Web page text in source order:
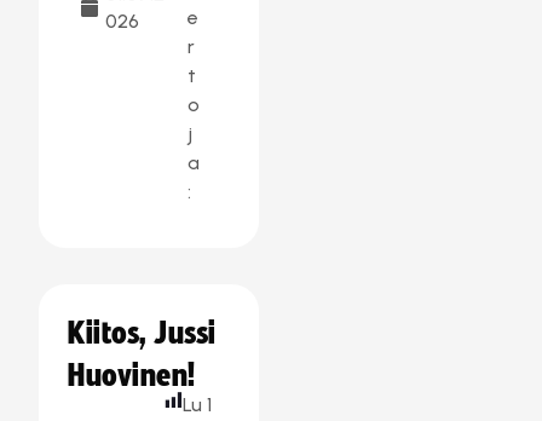
026
e
r
t
o
j
a
:
Kiitos, Jussi
Huovinen!
Lu 1